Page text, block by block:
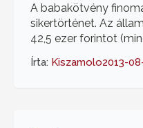
A babakötvény
sikertörténet. Az
42,5 ezer forintot
Írta: Kiszamolo2013-